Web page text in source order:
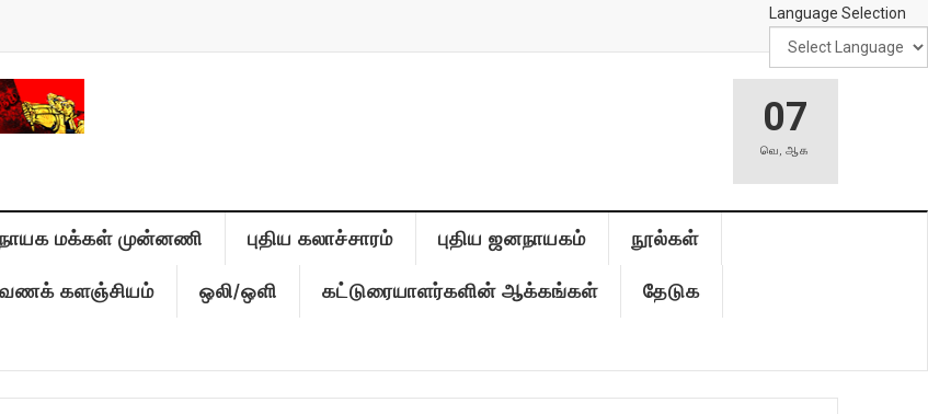
Language Selection
07
வெ,ஆக
மக்கள் முன்னணி புதிய கலாச்சாரம் புதிய ஜனநாயகம் நூல்கள்
களஞ்சியம் ஒலி/ஒளி கட்டுரையாளர்களின் ஆக்கங்கள் தேடுக